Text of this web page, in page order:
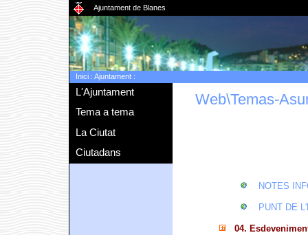
Ajuntament de Blanes
Inici: Ajuntament:
L'Ajuntament
Tema a tema
La Ciutat
Ciutadans
Web\Temas-
NOTES
PUNT DE
04.